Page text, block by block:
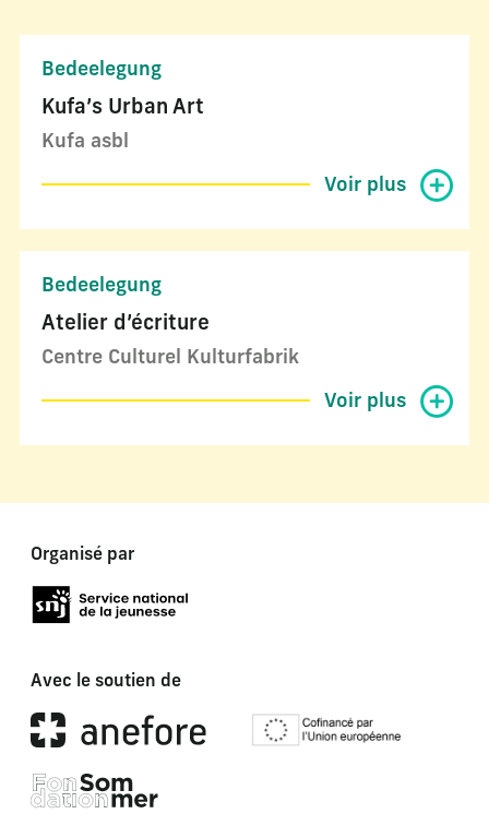
Bedeelegung
Kufa’s Urban Art
Kufa asbl
Voir plus
Bedeelegung
Atelier d’écriture
Centre Culturel Kulturfabrik
Voir plus
Organisé par
Avec le soutien de